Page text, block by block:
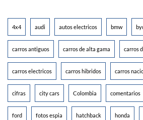
4x4 audi autos electricos bmw
carros antiguos carros de alta gama carros
carros electricos carros hibridos carros
cifras city cars Colombia comentarios
ford fotos espia hatchback honda